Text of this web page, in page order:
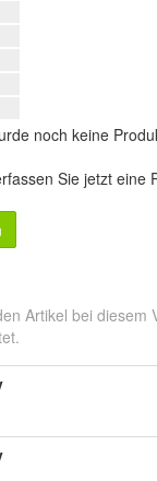
noch keine
Sie jetzt eine
Artikel bei diesem